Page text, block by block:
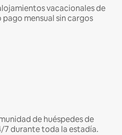
vacacionales de
mensual sin cargos
de huéspedes de
7 durante toda la estadía.